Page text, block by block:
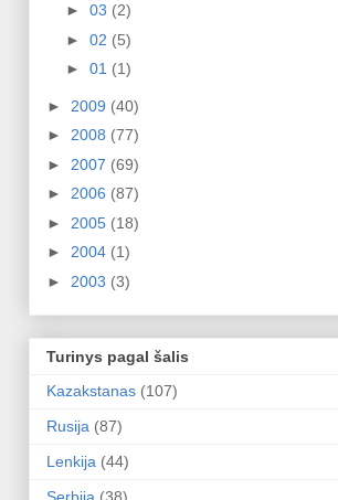
► 03 (2)
► 02 (5)
► 01 (1)
► 2009 (40)
► 2008 (77)
► 2007 (69)
► 2006 (87)
► 2005 (18)
► 2004 (1)
► 2003 (3)
Turinys pagal šalis
Kazakstanas (107)
Rusija (87)
Lenkija (44)